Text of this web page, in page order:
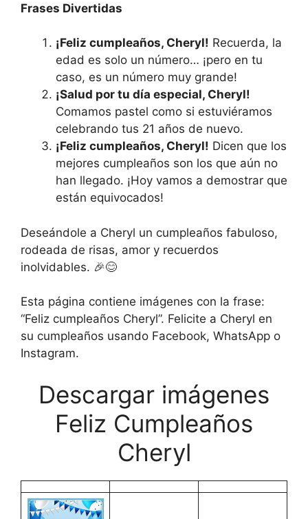
Frases Divertidas
¡Feliz cumpleaños, Cheryl! Recuerda, la
edad es solo un número… ¡pero en tu
caso, es un número muy grande!
¡Salud por tu día especial, Cheryl!
Comamos pastel como si estuviéramos
celebrando tus 21 años de nuevo.
¡Feliz cumpleaños, Cheryl! Dicen que los
mejores cumpleaños son los que aún no
han llegado. ¡Hoy vamos a demostrar que
están equivocados!
Deseándole a Cheryl un cumpleaños fabuloso,
rodeada de risas, amor y recuerdos
inolvidables. 🎉😊
Esta página contiene imágenes con la frase:
“Feliz cumpleaños Cheryl”. Felicite a Cheryl en
su cumpleaños usando Facebook, WhatsApp o
Instagram.
Descargar imágenes
Feliz Cumpleaños
Cheryl